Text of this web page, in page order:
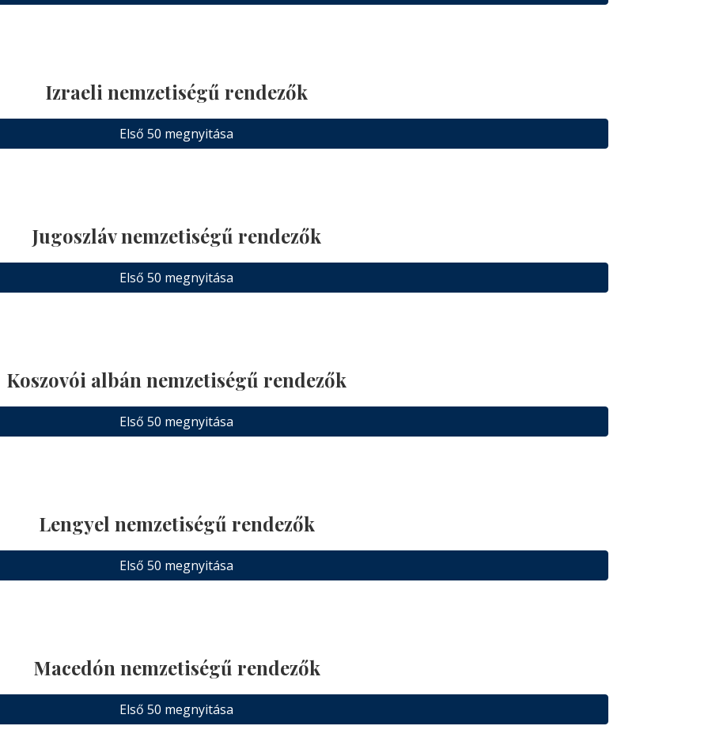
Izraeli nemzetiségű rendezők
Első 50 megnyitása
Jugoszláv nemzetiségű rendezők
Első 50 megnyitása
Koszovói albán nemzetiségű rendezők
Első 50 megnyitása
Lengyel nemzetiségű rendezők
Első 50 megnyitása
Macedón nemzetiségű rendezők
Első 50 megnyitása